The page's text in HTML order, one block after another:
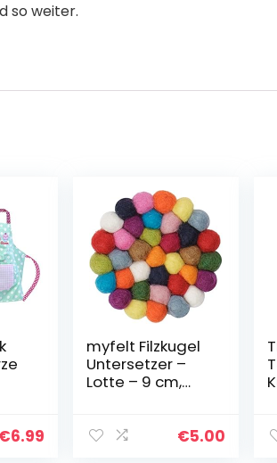
so weiter.
€6.99
myfelt Filzkugel
Untersetzer –
Lotte – 9 cm,
€5.00